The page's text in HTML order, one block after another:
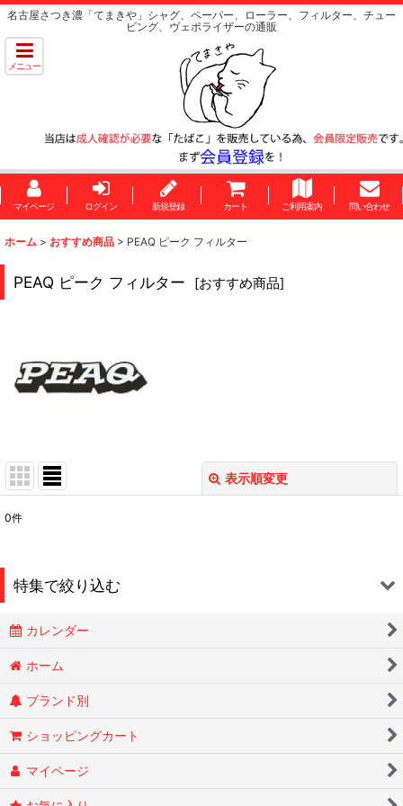
名古屋さつき濃「てまきや」シャグ、ペーパー、ローラー、フィルター、チュー
ビング、ヴェポライザーの通販
メニュー
マイページ ログイン 新規登録 カート ご利用案内 問い合わせ
ホーム > おすすめ商品 > PEAQ ピーク フィルター
PEAQ ピーク フィルター [おすすめ商品]
表示順変更
0件
特集で絞り込む
ESSENZE
カレンダー
ホーム
ブランド別
ショッピングカート
マイページ